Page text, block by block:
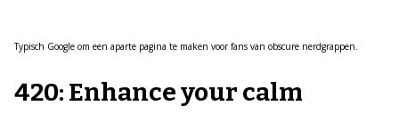
Typisch Google om een aparte pagina te maken voor fans van obscure nerdgrappen.
420: Enhance your calm